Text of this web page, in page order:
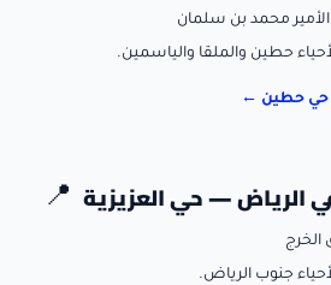
محمد بن سلمان
حي حطين ←
الرياض—حي العزيزية 📍